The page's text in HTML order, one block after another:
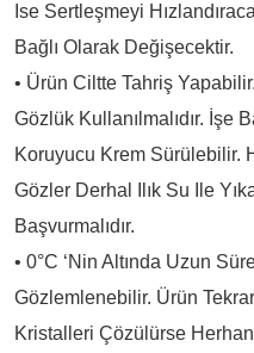
Ise Sertleşmeyi
Bağlı Olarak Değişecektir.
• Ürün Ciltte Tahriş
Gözlük Kullanılmalıdır. İşe
Koruyucu Krem Sürülebilir.
Gözler Derhal Ilık Su Ile
Başvurmalıdır.
• 0°C ‘nin Altında Uzun
Gözlemlenebilir. Ürün
Kristalleri Çözülürse